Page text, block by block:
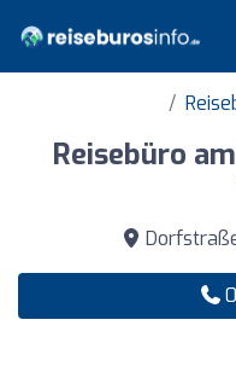
Reisebüro